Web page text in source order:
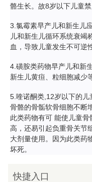
骼生长。故8岁以下儿童禁
3.氯霉素早产儿和新生儿
儿和新生儿循环系统衰竭
血，导致儿童发生不可逆
4.磺胺类药物早产儿和新
新生儿黄疸、粒细胞减少
5.喹诺酮类,12岁以下的
骨骼的骨骺软骨细胞不断
此类药物有可 能使儿童
高，还易引起负重骨关节
大剂量使用。因为此类药
坏死。
快捷入口